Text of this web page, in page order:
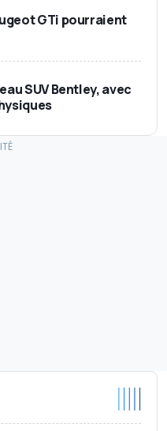
GTi pourraient
SUV Bentley, avec